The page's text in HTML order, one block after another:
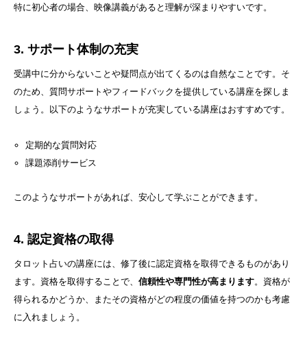
特に初心者の場合、映像講義があると理解が深まりやすいです。
3. サポート体制の充実
受講中に分からないことや疑問点が出てくるのは自然なことです。そ
のため、質問サポートやフィードバックを提供している講座を探しま
しょう。以下のようなサポートが充実している講座はおすすめです。
定期的な質問対応
課題添削サービス
このようなサポートがあれば、安心して学ぶことができます。
4. 認定資格の取得
タロット占いの講座には、修了後に認定資格を取得できるものがあり
ます。資格を取得することで、 信頼性や専門性が高まります。資格が
得られるかどうか、またその資格がどの程度の価値を持つのかも考慮
に入れましょう。